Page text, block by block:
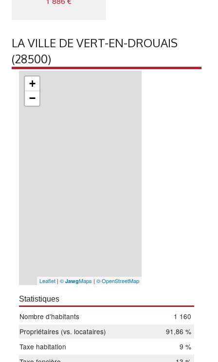
LA VILLE DE VERT-EN-DROUAIS
(28500)
+
−
Leaflet| © JawgMaps | © OpenStreetMap
Statistiques
Nombre d'habitants
1 160
Propriétaires (vs. locataires)
91,86 %
Taxe habitation
9 %